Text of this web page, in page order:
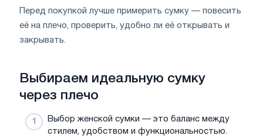
Перед покупкой лучше примерить сумку — повесить
её на плечо, проверить, удобно ли её открывать и
закрывать.
Выбираем идеальную сумку
через плечо
Выбор женской сумки — это баланс между
стилем, удобством и функциональностью.